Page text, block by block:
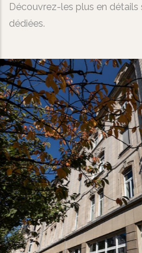
Découvrez-les plus en détails
dédiées.